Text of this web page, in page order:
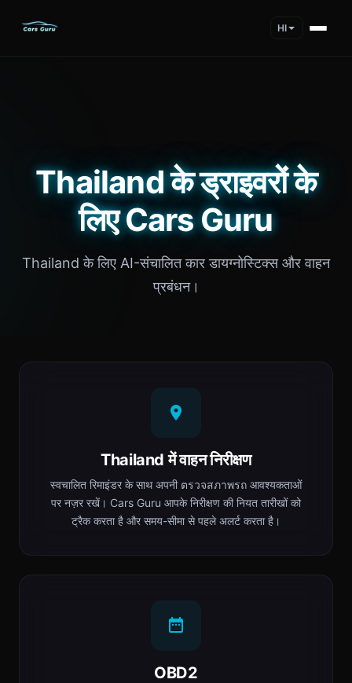
HI
Thailand के ड्राइवरों के
लिए Cars Guru
Thailand के लिए AI-संचालित कार डायग्नोस्टिक्स और वाहन
प्रबंधन।
Thailand में वाहन निरीक्षण
स्वचालित रिमाइंडर के साथ अपनी ตรวจสภาพรถ आवश्यकताओं
पर नज़र रखें। Cars Guru आपके निरीक्षण की नियत तारीखों को
ट्रैक करता है और समय-सीमा से पहले अलर्ट करता है।
OBD2